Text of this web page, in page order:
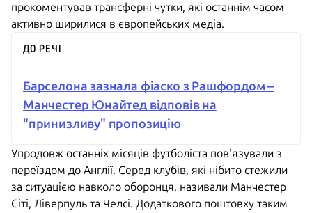
прокоментував трансферні чутки, які останнім часом
активно ширилися в європейських медіа.
ДО РЕЧІ
Барселона зазнала фіаско з Рашфордом –
Манчестер Юнайтед відповів на
"принизливу" пропозицію
Упродовж останніх місяців футболіста пов'язували з
переїздом до Англії. Серед клубів, які нібито стежили
за ситуацією навколо оборонця, називали Манчестер
Сіті, Ліверпуль та Челсі. Додаткового поштовху таким